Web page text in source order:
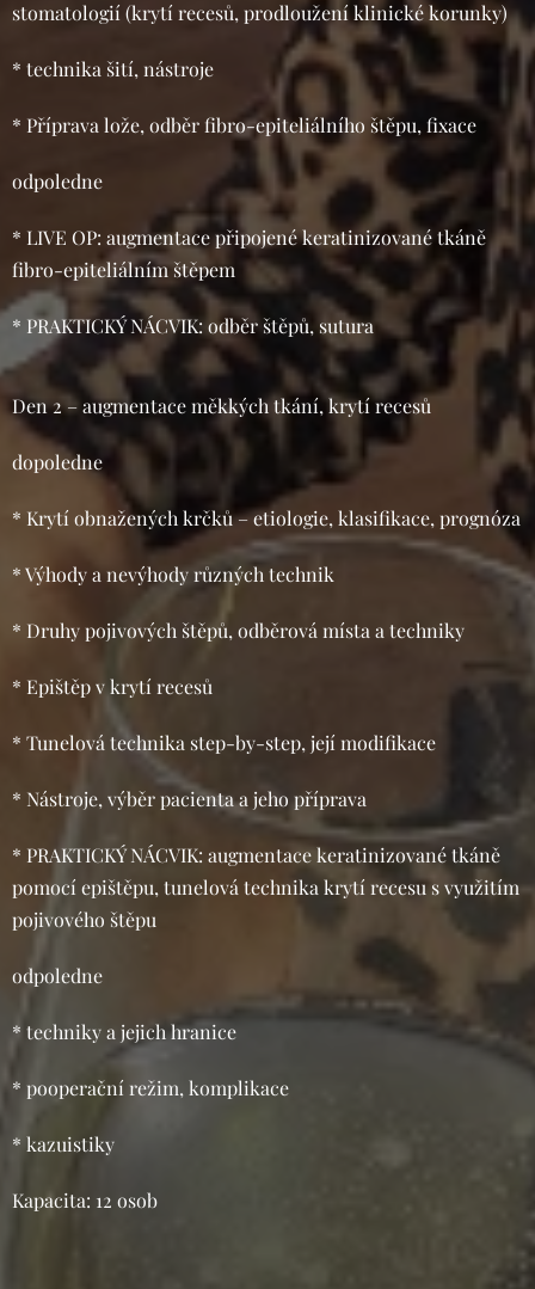
stomatologií (krytí recesů, prodloužení klinické korunky)
* technika šití, nástroje
* Příprava lože, odběr fibro-epiteliálního štěpu, fixace
odpoledne
* LIVE OP: augmentace připojené keratinizované tkáně
fibro-epiteliálním štěpem
* PRAKTICKÝ NÁCVIK: odběr štěpů, sutura
Den 2 – augmentace měkkých tkání, krytí recesů
dopoledne
* Krytí obnažených krčků – etiologie, klasifikace, prognóza
* Výhody a nevýhody různých technik
* Druhy pojivových štěpů, odběrová místa a techniky
* Epištěp v krytí recesů
* Tunelová technika step-by-step, její modifikace
* Nástroje, výběr pacienta a jeho příprava
* PRAKTICKÝ NÁCVIK: augmentace keratinizované tkáně
pomocí epištěpu, tunelová technika krytí recesu s využitím
pojivového štěpu
odpoledne
* techniky a jejich hranice
* pooperační režim, komplikace
* kazuistiky
Kapacita: 12 osob